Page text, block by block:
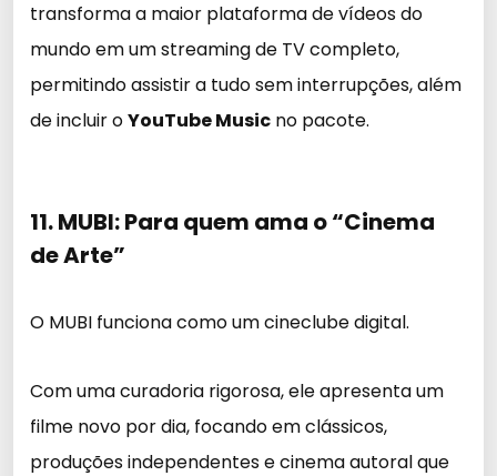
transforma a maior plataforma de vídeos do
mundo em um streaming de TV completo,
permitindo assistir a tudo sem interrupções, além
de incluir oYouTube Music no pacote.
11. MUBI: Para quem ama o “Cinema
de Arte”
O MUBI funciona como um cineclube digital.
Com uma curadoria rigorosa, ele apresenta um
filme novo por dia, focando em clássicos,
produções independentes e cinema autoral que